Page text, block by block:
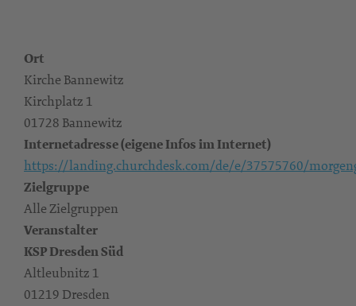
Ort
Kirche Bannewitz
Kirchplatz 1
01728 Bannewitz
Internetadresse (eigene Infos im Internet)
https://landing.churchdesk.com/de/e/37575760/
Zielgruppe
Alle Zielgruppen
Veranstalter
KSP Dresden Süd
Altleubnitz 1
01219 Dresden